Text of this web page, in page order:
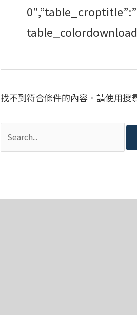
找不到符合條件的內容。請使用搜
尋